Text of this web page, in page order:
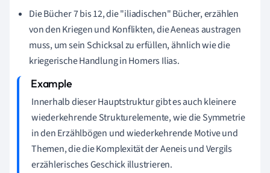
Die Bücher 7 bis 12, die "iliadischen" Bücher, erzählen
von den Kriegen und Konflikten, die Aeneas austragen
muss, um sein Schicksal zu erfüllen, ähnlich wie die
kriegerische Handlung in Homers Ilias.
Innerhalb dieser Hauptstruktur gibt es auch kleinere
wiederkehrende Strukturelemente, wie die Symmetrie
in den Erzählbögen und wiederkehrende Motive und
Themen, die die Komplexität der Aeneis und Vergils
erzählerisches Geschick illustrieren.